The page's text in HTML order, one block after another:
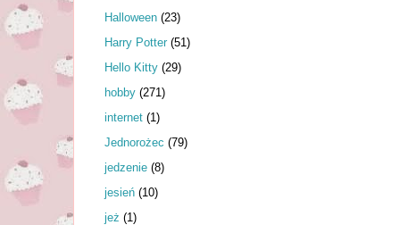
Halloween (23)
Harry Potter (51)
Hello Kitty (29)
hobby (271)
internet (1)
Jednorożec (79)
jedzenie (8)
jesień (10)
jeż (1)